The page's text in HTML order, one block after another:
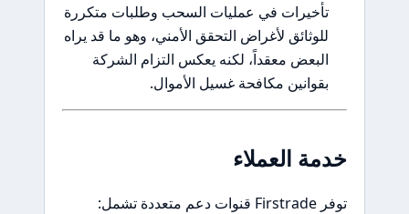
تأخيرات في عمليات السحب وطلبات متكررة
للوثائق لأغراض التحقق الأمني، وهو ما قد يراه
البعض معقداً، لكنه يعكس التزام الشركة
بقوانين مكافحة غسيل الأموال.
خدمة العملاء
توفر Firstrade قنوات دعم متعددة تشمل: